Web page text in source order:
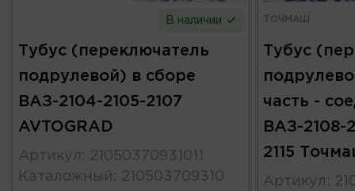
В наличии
Тубус (переключатель
подрулевой) в сборе
ВАЗ-2104-2105-2107
AVTOGRAD
Артикул : 21050370931011
Каталожный : 210503709310
ТОЧМАШ
Тубус
часть -
ВАЗ-2108-
2115
Артикул :